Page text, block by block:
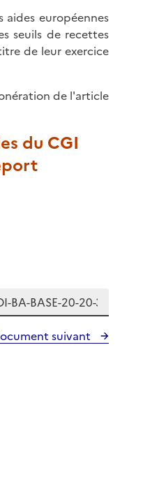
européennes
seuils de recettes
de leur exercice
de l'article
du CGI
suivant